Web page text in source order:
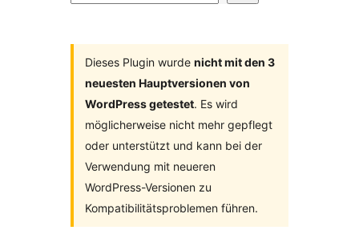
Dieses Plugin wurde nicht mit den 3
neuesten Hauptversionen von
WordPress getestet. Es wird
möglicherweise nicht mehr gepflegt
oder unterstützt und kann bei der
Verwendung mit neueren
WordPress-Versionen zu
Kompatibilitätsproblemen führen.